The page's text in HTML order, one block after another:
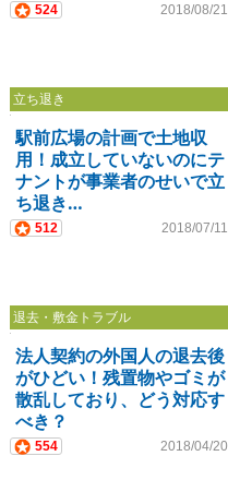
524 2018/08/21
立ち退き
駅前広場の計画で土地収
用！成立していないのにテ
ナントが事業者のせいで立
ち退き…
512 2018/07/11
退去・敷金トラブル
法人契約の外国人の退去後
がひどい！残置物やゴミが
散乱しており、どう対応す
べき？
554 2018/04/20